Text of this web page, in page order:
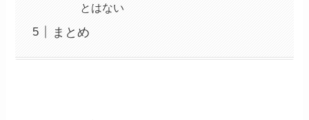
とはない
まとめ